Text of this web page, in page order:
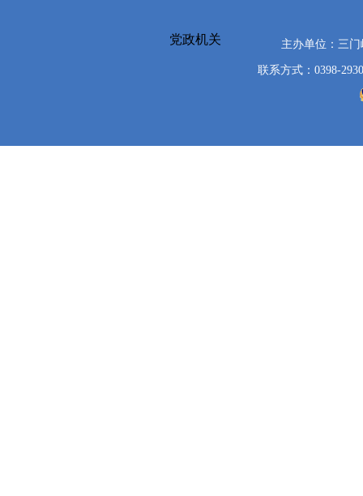
党政机关 主办单位：三
联系方式：0398-